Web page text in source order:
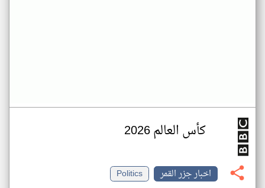
كأس العالم 2026
اخبار جزر القمر
Politics